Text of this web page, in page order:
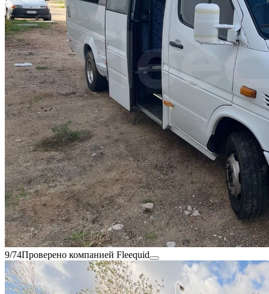
9/74Проверено компанией Fleequid